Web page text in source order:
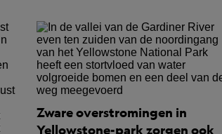
Zware overstromingen in
Yellowstone-park zorgen ook